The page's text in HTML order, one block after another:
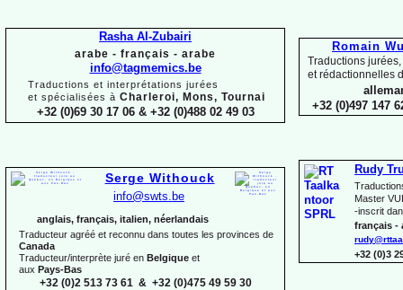
Romain
Traductions
et rédactionnelles
+32 (0)497 147
Rudy
Master
-inscrit
français -
+32 (0)3
Rasha Al-Zubairi
arabe - français - arabe
info@tagmemics.be
Traductions et interprétations jurées
et spécialisées à Charleroi, Mons, Tournai
+32 (0)69 30 17 06 & +32 (0)488 02 49 03
Serge Withouck
info@swts.be
anglais, français, italien, néerlandais
Traducteur agréé et reconnu dans toutes les provinces de
Canada
Traducteur/interprète juré en Belgique et
aux Pays-Bas
+32 (0)2 513 73 61 & +32 (0)475 49 59 30